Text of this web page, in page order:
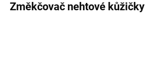
Změkčovač nehtové kůžičky